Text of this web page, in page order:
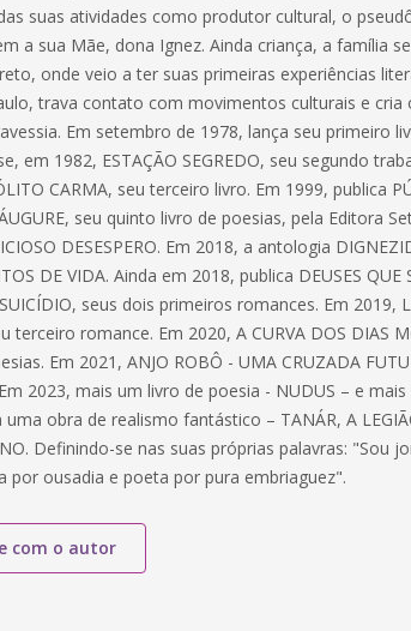
suas atividades como produtor cultural, o
a sua Mãe, dona Ignez. Ainda criança, a família
onde veio a ter suas primeiras experiências
trava contato com movimentos culturais e cria
Em setembro de 1978, lança seu primeiro
em 1982, ESTAÇÃO SEGREDO, seu segundo
CARMA, seu terceiro livro. Em 1999, publica
seu quinto livro de poesias, pela Editora
DESESPERO. Em 2018, a antologia
DE VIDA. Ainda em 2018, publica DEUSES QUE
seus dois primeiros romances. Em 2019,
terceiro romance. Em 2020, A CURVA DOS DIAS
Em 2021, ANJO ROBÔ - UMA CRUZADA
2023, mais um livro de poesia - NUDUS – e
obra de realismo fantástico – TANÁR, A
Definindo-se nas suas próprias palavras: "Sou
por ousadia e poeta por pura embriaguez".
com o autor